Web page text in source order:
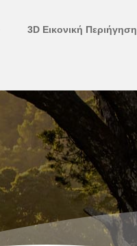
3D Εικονική Περιήγηση